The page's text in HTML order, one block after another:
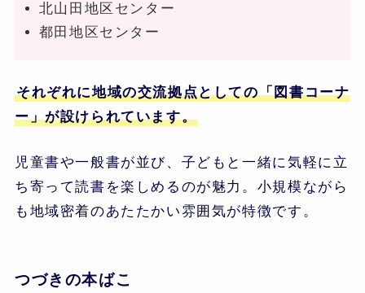
北山田地区センター
都田地区センター
それぞれに地域の交流拠点としての「図書コーナ
ー」が設けられています。
児童書や一般書が並び、子どもと一緒に気軽に立
ち寄って読書を楽しめるのが魅力。小規模ながら
も地域密着のあたたかい雰囲気が特徴です。
つづきの本ばこ